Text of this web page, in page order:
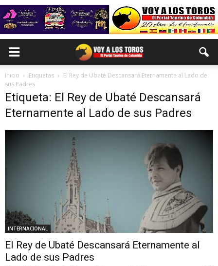
Inicio Etiquetas
El Rey de Ubaté Descansará Eternamente al Lado de
sus Padres
Etiqueta: El Rey de Ubaté Descansará
Eternamente al Lado de sus Padres
INTERNACIONAL
El Rey de Ubaté Descansará Eternamente al
Lado de sus Padres